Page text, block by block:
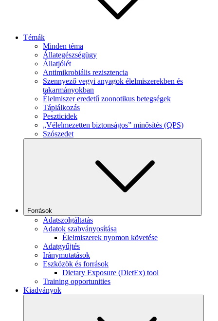
Témák
Minden téma
Állategészségügy
Állatjólét
Antimikrobiális rezisztencia
Szennyező vegyi anyagok élelmiszerekben és
takarmányokban
Élelmiszer eredetű zoonotikus betegségek
Táplálkozás
Peszticidek
„Vélelmezetten biztonságos” minősítés (QPS)
Szószedet
Források
Adatszolgáltatás
Adatok szabványosítása
Élelmiszerek nyomon követése
Adatgyűjtés
Iránymutatások
Eszközök és források
Dietary Exposure (DietEx) tool
Training opportunities
Kiadványok